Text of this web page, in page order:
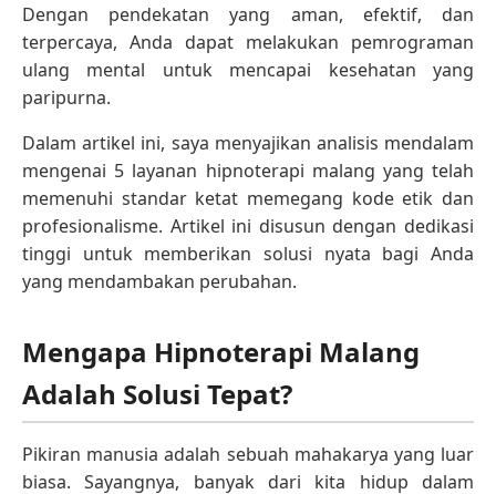
Dengan pendekatan yang aman, efektif, dan
terpercaya, Anda dapat melakukan pemrograman
ulang mental untuk mencapai kesehatan yang
paripurna.
Dalam artikel ini, saya menyajikan analisis mendalam
mengenai 5 layanan hipnoterapi malang yang telah
memenuhi standar ketat memegang kode etik dan
profesionalisme. Artikel ini disusun dengan dedikasi
tinggi untuk memberikan solusi nyata bagi Anda
yang mendambakan perubahan.
Mengapa Hipnoterapi Malang
Adalah Solusi Tepat?
Pikiran manusia adalah sebuah mahakarya yang luar
biasa. Sayangnya, banyak dari kita hidup dalam